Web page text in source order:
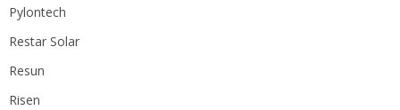
Pylontech
Restar Solar
Resun
Risen